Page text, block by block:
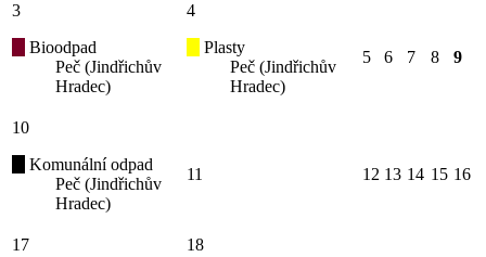
3
Bioodpad
Peč (Jindřichův
Hradec)
4
Plasty
Peč (Jindřichův
Hradec)
5 6 7 8 9
10
Komunální odpad
Peč (Jindřichův
Hradec)
11 12 13 14 15 16
17
18